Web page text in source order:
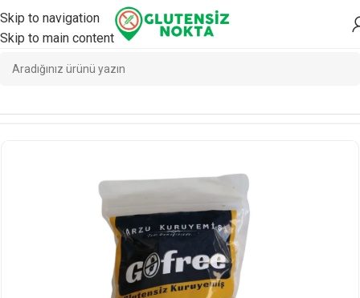
Skip to navigation
Skip to main content
Ana Sayfa Atıştırmalık